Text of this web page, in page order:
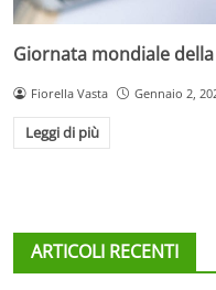
Giornata mondiale
Fiorella Vasta Gennaio 2,
Leggi di più
ARTICOLI RECENTI